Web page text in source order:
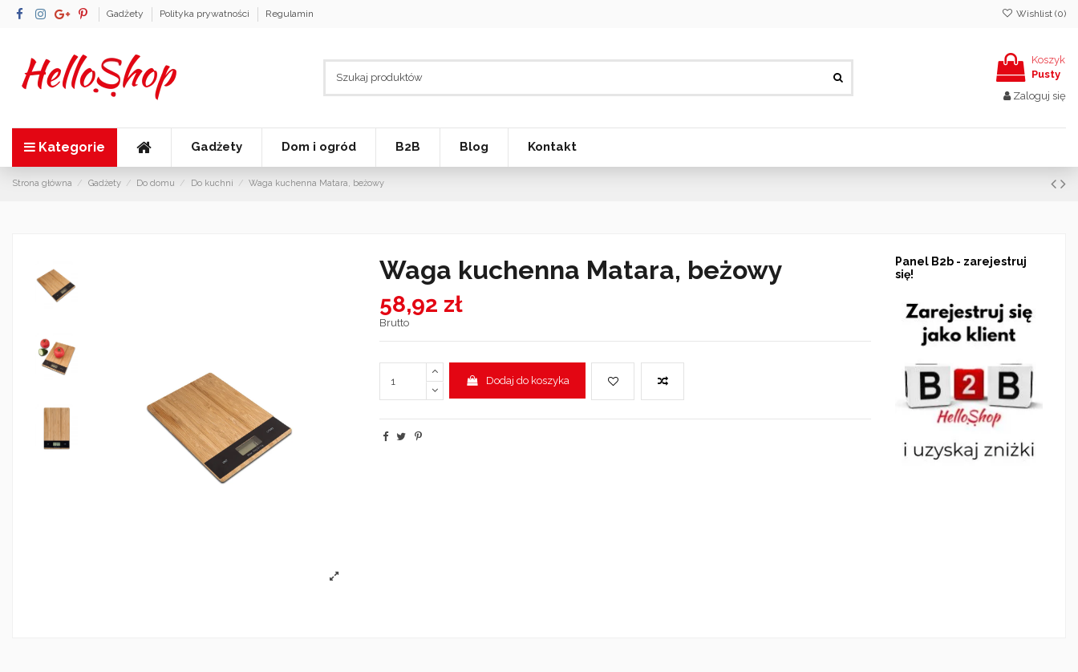
Gadżety Polityka prywatności Regulamin Wishlist (0)
Koszyk
Pusty
Zaloguj się
Kategorie Gadżety Dom i ogród B2B Blog Kontakt
Strona główna Gadżety Do domu Do kuchni Waga kuchenna Matara, beżowy
Waga kuchenna Matara, beżowy
58,92 zł
Brutto
Dodaj do koszyka
Panel B2b - zarejestruj
się!